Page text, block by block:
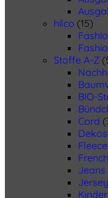
hilco (15)
Stoffe A-Z
BIO-
Cord
Fleece
Jeans
Jersey